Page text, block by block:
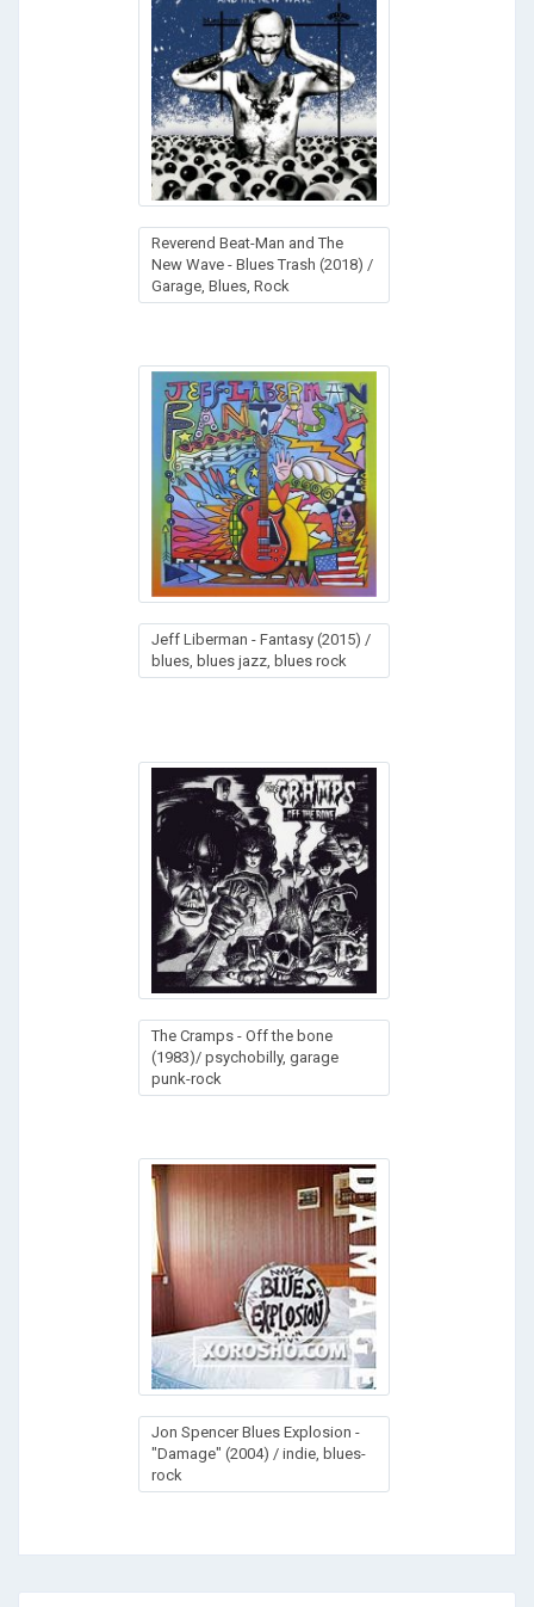
Reverend Beat-Man and The
New Wave - Blues Trash (2018) /
Garage, Blues, Rock
Jeff Liberman - Fantasy (2015) /
blues, blues jazz, blues rock
The Cramps - Off the bone
(1983)/ psychobilly, garage
punk-rock
Jon Spencer Blues Explosion -
"Damage" (2004) / indie, blues-
rock